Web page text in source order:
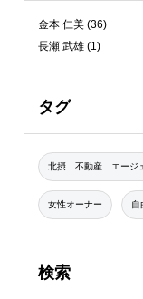
金本 仁美 (36)
長瀬 武雄 (1)
タグ
北摂 不動産 エージ
女性オーナー 自
検索